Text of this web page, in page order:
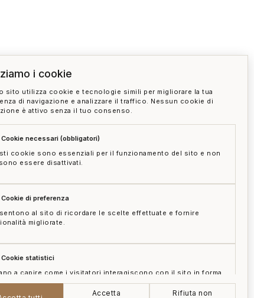
mappa del sito gestisci cookie
i cookie
sito utilizza cookie e tecnologie simili per migliorare la tua
di navigazione e analizzare il traffico. Nessun cookie di
è attivo senza il tuo consenso.
Cookie necessari (obbligatori)
cookie sono essenziali per il funzionamento del sito e non
essere disattivati.
Cookie di preferenza
al sito di ricordare le scelte effettuate e fornire
migliorate.
Cookie statistici
a capire come i visitatori interagiscono con il sito in forma
e anonima.
Accetta
Rifiuta non